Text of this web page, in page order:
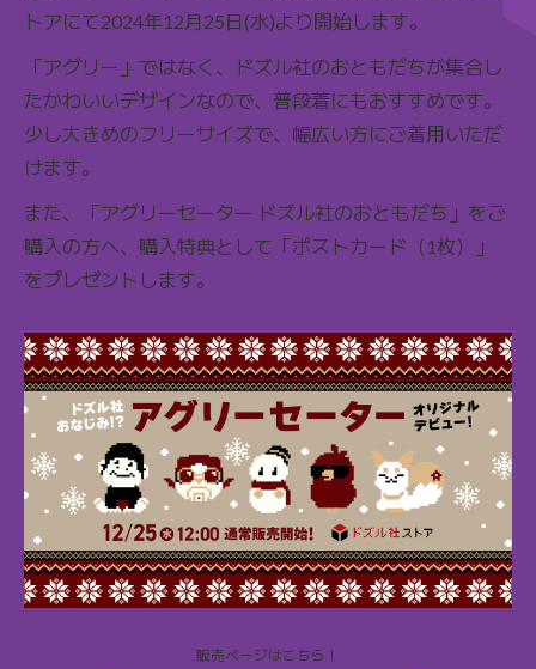
トアにて2024年12月25日(水)より開始します。
「アグリー」ではなく、ドズル社のおともだちが集合し
たかわいいデザインなので、普段着にもおすすめです。
少し大きめのフリーサイズで、幅広い方にご着用いただ
けます。
また、「アグリーセーター ドズル社のおともだち」をご
購入の方へ、購入特典として「ポストカード（1枚）」
をプレゼントします。
販売ページはこちら！